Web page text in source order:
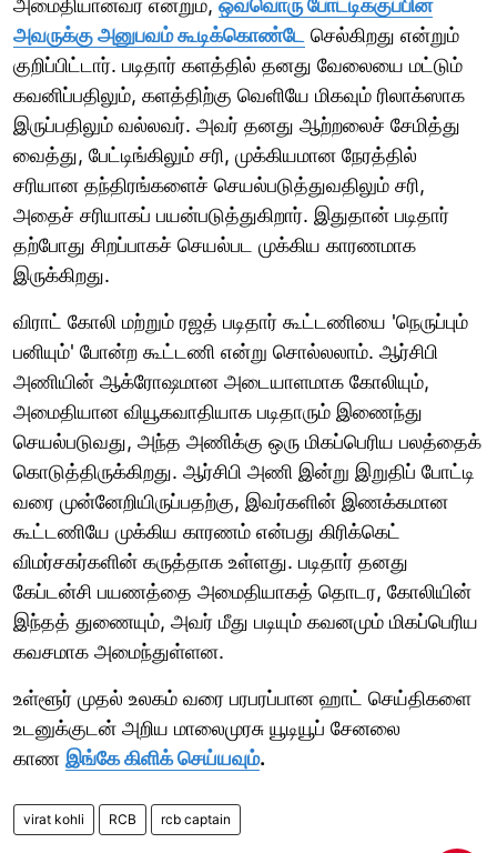
அவருக்கு அனுபவம் கூடிக்கொண்டே செல்கிறது என்றும்
குறிப்பிட்டார். படிதார் களத்தில் தனது வேலையை மட்டும்
கவனிப்பதிலும், களத்திற்கு வெளியே மிகவும் ரிலாக்ஸாக
இருப்பதிலும் வல்லவர். அவர் தனது ஆற்றலைச் சேமித்து
வைத்து, பேட்டிங்கிலும் சரி, முக்கியமான நேரத்தில்
சரியான தந்திரங்களைச் செயல்படுத்துவதிலும் சரி,
அதைச் சரியாகப் பயன்படுத்துகிறார். இதுதான் படிதார்
தற்போது சிறப்பாகச் செயல்பட முக்கிய காரணமாக
இருக்கிறது.
விராட் கோலி மற்றும் ரஜத் படிதார் கூட்டணியை 'நெருப்பும்
பனியும்' போன்ற கூட்டணி என்று சொல்லலாம். ஆர்சிபி
அணியின் ஆக்ரோஷமான அடையாளமாக கோலியும்,
அமைதியான வியூகவாதியாக படிதாரும் இணைந்து
செயல்படுவது, அந்த அணிக்கு ஒரு மிகப்பெரிய பலத்தைக்
கொடுத்திருக்கிறது. ஆர்சிபி அணி இன்று இறுதிப் போட்டி
வரை முன்னேறியிருப்பதற்கு, இவர்களின் இணக்கமான
கூட்டணியே முக்கிய காரணம் என்பது கிரிக்கெட்
விமர்சகர்களின் கருத்தாக உள்ளது. படிதார் தனது
கேப்டன்சி பயணத்தை அமைதியாகத் தொடர, கோலியின்
இந்தத் துணையும், அவர் மீது படியும் கவனமும் மிகப்பெரிய
கவசமாக அமைந்துள்ளன.
உள்ளூர் முதல் உலகம் வரை பரபரப்பான ஹாட் செய்திகளை
உடனுக்குடன் அறிய மாலைமுரசு யூடியூப் சேனலை
காண இங்கே கிளிக் செய்யவும்.
virat kohli RCB rcb captain